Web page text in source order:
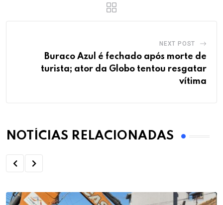
NEXT POST
Buraco Azul é fechado após morte de
turista; ator da Globo tentou resgatar
vítima
NOTÍCIAS RELACIONADAS